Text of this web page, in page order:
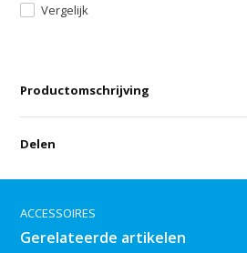
Vergelijk
Productomschrijving
Delen
ACCESSOIRES
Gerelateerde artikelen